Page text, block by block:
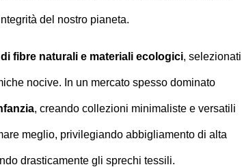
del nostro pianeta.
fibre naturali e materiali ecologici, selezionati
nocive. In un mercato spesso dominato
, creando collezioni minimaliste e versatili
meglio, privilegiando abbigliamento di alta
drasticamente gli sprechi tessili.